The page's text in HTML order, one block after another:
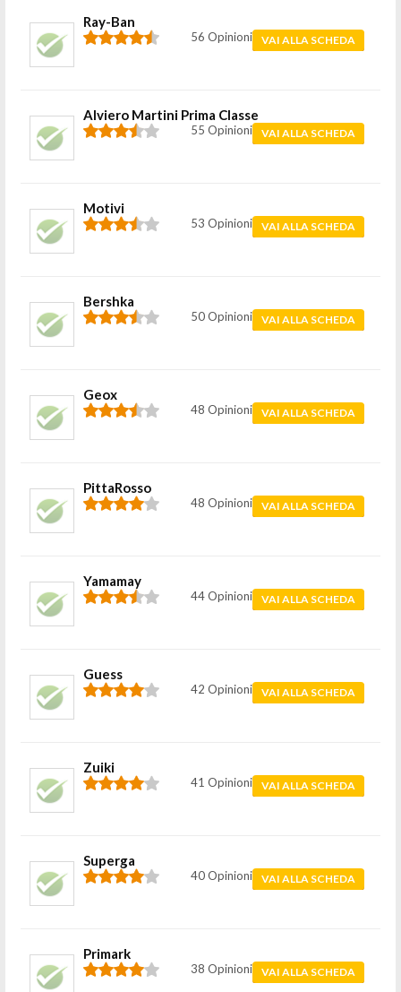
Ray-Ban
56 Opinioni VAI ALLA SCHEDA
Alviero Martini Prima Classe
55 Opinioni VAI ALLA SCHEDA
Motivi
53 Opinioni VAI ALLA SCHEDA
Bershka
50 Opinioni VAI ALLA SCHEDA
Geox
48 Opinioni VAI ALLA SCHEDA
PittaRosso
48 Opinioni VAI ALLA SCHEDA
Yamamay
44 Opinioni VAI ALLA SCHEDA
Guess
42 Opinioni VAI ALLA SCHEDA
Zuiki
41 Opinioni VAI ALLA SCHEDA
Superga
40 Opinioni VAI ALLA SCHEDA
Primark
38 Opinioni VAI ALLA SCHEDA